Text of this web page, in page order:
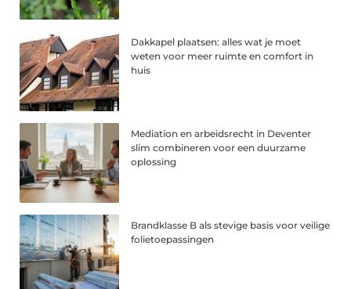
Dakkapel plaatsen: alles wat je moet
weten voor meer ruimte en comfort in
huis
Mediation en arbeidsrecht in Deventer
slim combineren voor een duurzame
oplossing
Brandklasse B als stevige basis voor veilige
folietoepassingen